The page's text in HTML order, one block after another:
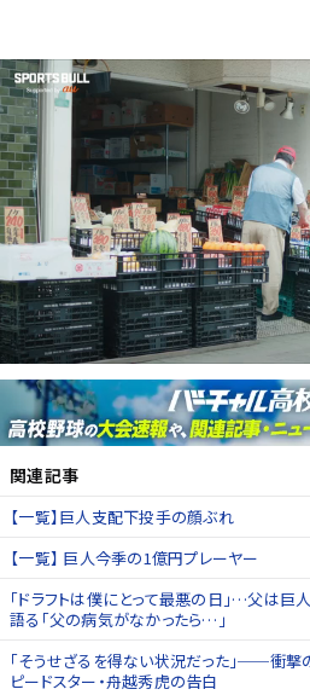
関連記事
【一覧】巨人支配下投手の顔ぶれ
【一覧】 巨人今季の1億円プレーヤー
「ドラフトは僕にとって最悪の日」…父は
語る「父の病気がなかったら…」
「そうせざるを得ない状況だった」──衝撃
ピードスター・舟越秀虎の告白